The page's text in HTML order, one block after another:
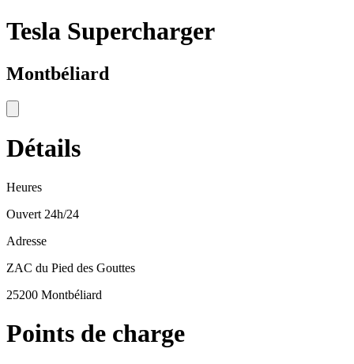
Tesla Supercharger
Montbéliard
Détails
Heures
Ouvert 24h/24
Adresse
ZAC du Pied des Gouttes
25200 Montbéliard
Points de charge